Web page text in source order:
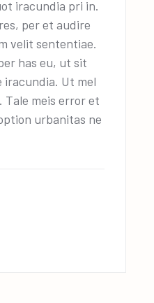
iracundia pri in.
per et audire
velit sententiae.
has eu, ut sit
iracundia. Ut mel
meis error et
urbanitas ne